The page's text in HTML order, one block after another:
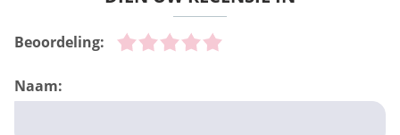
Beoordeling:
Naam: